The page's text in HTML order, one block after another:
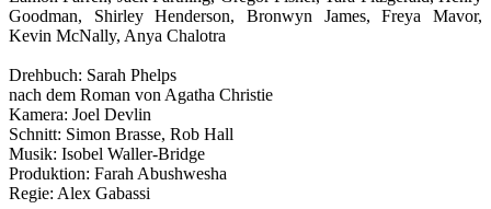
Goodman, Shirley Henderson, Bronwyn James, Freya Mavor,
Kevin McNally, Anya Chalotra
Drehbuch: Sarah Phelps
nach dem Roman von Agatha Christie
Kamera: Joel Devlin
Schnitt: Simon Brasse, Rob Hall
Musik: Isobel Waller-Bridge
Produktion: Farah Abushwesha
Regie: Alex Gabassi